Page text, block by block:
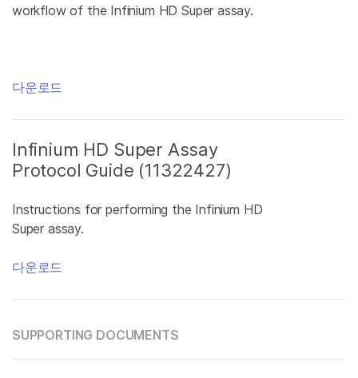
workflow of the Infinium HD Super assay.
다운로드
Infinium HD Super Assay
Protocol Guide (11322427)
Instructions for performing the Infinium HD
Super assay.
다운로드
SUPPORTING DOCUMENTS